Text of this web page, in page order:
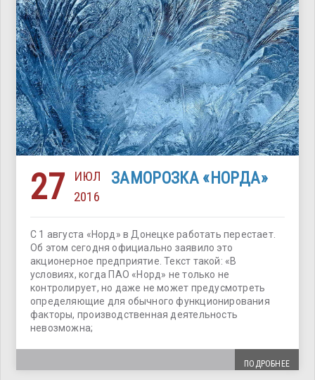
27
ИЮЛ
2016
ЗАМОРОЗКА «НОРДА»
С 1 августа «Норд» в Донецке работать перестает.
Об этом сегодня официально заявило это
акционерное предприятие. Текст такой: «В
условиях, когда ПАО «Норд» не только не
контролирует, но даже не может предусмотреть
определяющие для обычного функционирования
факторы, производственная деятельность
невозможна;
ПОДРОБНЕЕ